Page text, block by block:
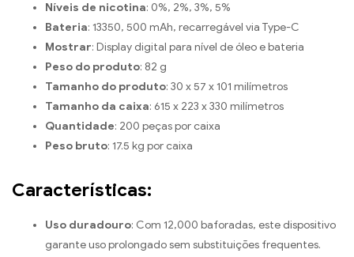
Níveis de nicotina: 0%, 2%, 3%, 5%
Bateria: 13350, 500 mAh, recarregável via Type-C
Mostrar: Display digital para nível de óleo e bateria
Peso do produto: 82 g
Tamanho do produto: 30 x 57 x 101 milímetros
Tamanho da caixa: 615 x 223 x 330 milímetros
Quantidade: 200 peças por caixa
Peso bruto: 17.5 kg por caixa
Características:
Uso duradouro: Com 12,000 baforadas, este dispositivo
garante uso prolongado sem substituições frequentes.